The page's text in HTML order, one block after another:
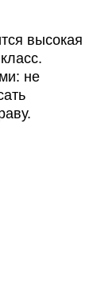
высокая
не